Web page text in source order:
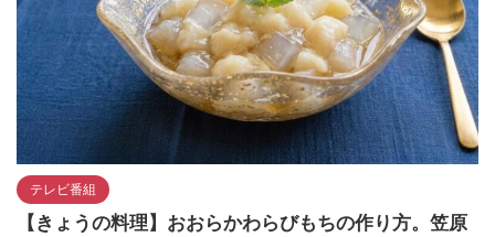
テレビ番組
【きょうの料理】おおらかわらびもちの作り方。笠原